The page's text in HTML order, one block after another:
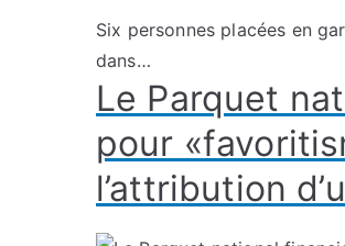
Six personnes placées en
dans…
Le Parquet
pour
l’attribution